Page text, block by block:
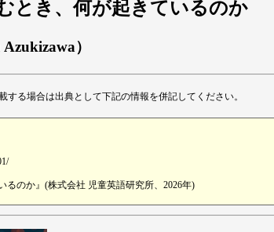
とき、何が起きているのか
）
る場合は出典として下記の情報を併記してください。
のか』(株式会社 児童英語研究所、2026年)